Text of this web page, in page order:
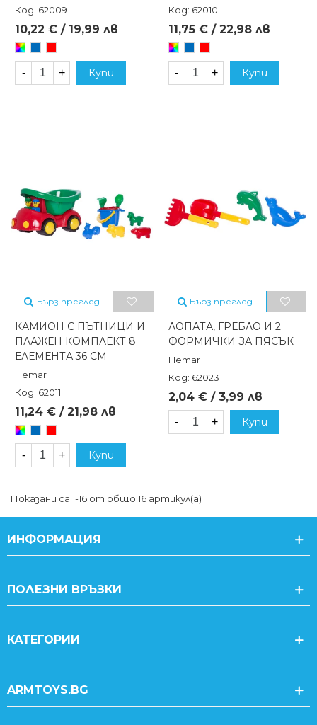
Код: 62009
10,22 € / 19,99 лв
Произволен/
микс
- + Купи
Код: 62010
11,75 € / 22,98 лв
Произволен/
микс
- + Купи
Бърз преглед
КАМИОН С ПЪТНИЦИ И
ПЛАЖЕН КОМПЛЕКТ 8
ЕЛЕМЕНТА 36 СМ
Hemar
Код: 62011
11,24 € / 21,98 лв
Произволен/
- + Купи
Бърз преглед
ЛОПАТА, ГРЕБЛО И 2
ФОРМИЧКИ ЗА ПЯСЪК
Hemar
Код: 62023
2,04 € / 3,99 лв
- + Купи
Показани са 1-16 от общо 16 артикул(а)
ИНФОРМАЦИЯ
ПОЛЕЗНИ ВРЪЗКИ
КАТЕГОРИИ
ARMTOYS.BG